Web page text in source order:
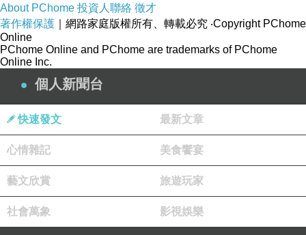
推動人民幣跨境結算是人民幣國際化戰略的重要
抓手。渤商所是個基於互聯網的現代現貨市場，
在該平臺開展跨境交易人民幣結算，相當於開辟
瞭沒有邊界的“網上自貿區”。（以上均據新華
社）
新聞來源http://news.hexun.com/2013-10-
31/159232116.html
汽車信貸增貸缺錢急用哪裡借錢
信用貸款缺錢急用哪裡借錢信用貸款貸款全省皆
可處理
About PChome 投資人聯絡 徵才
著作權保護 ｜網路家庭版權所有、轉載必究 ‧Copyright PChome
Online
PChome Online and PChome are trademarks of PChome
Online Inc.
個人新聞台
快速發文 最新文章
心情雜記 美食饗宴
藝文欣賞 旅遊玩家
社會萬象 影視娛樂